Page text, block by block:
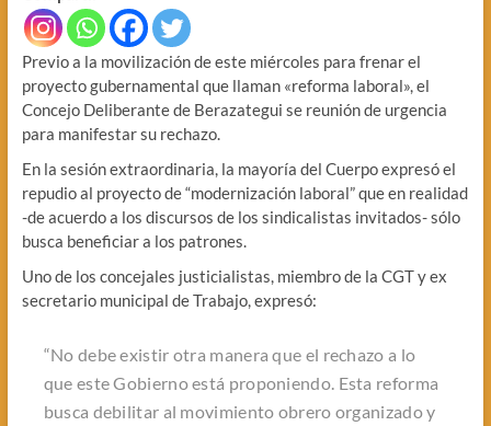
Previo a la movilización de este miércoles para frenar el
proyecto gubernamental que llaman «reforma laboral», el
Concejo Deliberante de Berazategui se reunión de urgencia
para manifestar su rechazo.
En la sesión extraordinaria, la mayoría del Cuerpo expresó el
repudio al proyecto de “modernización laboral” que en realidad
-de acuerdo a los discursos de los sindicalistas invitados- sólo
busca beneficiar a los patrones.
Uno de los concejales justicialistas, miembro de la CGT y ex
secretario municipal de Trabajo, expresó:
“No debe existir otra manera que el rechazo a lo
que este Gobierno está proponiendo. Esta reforma
busca debilitar al movimiento obrero organizado y